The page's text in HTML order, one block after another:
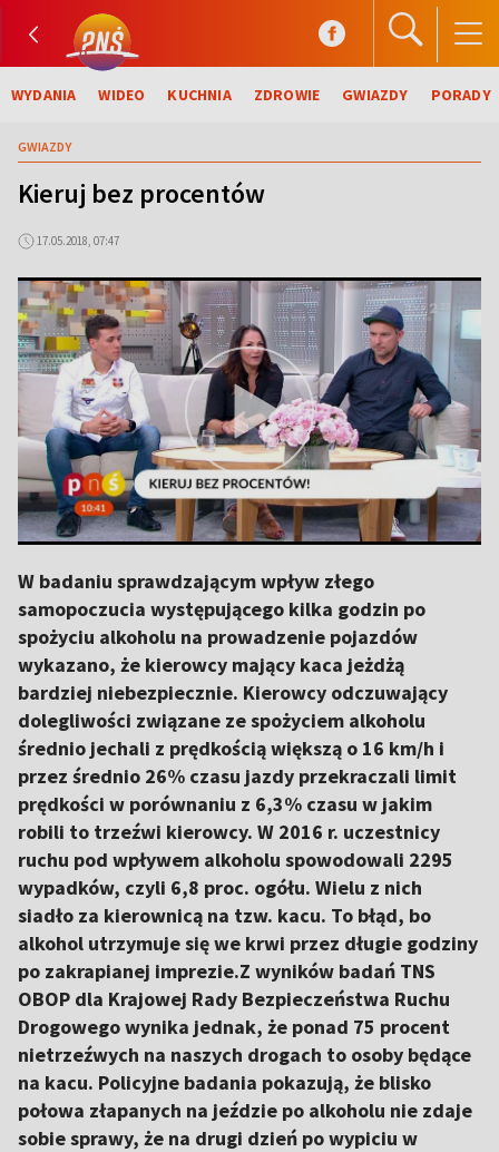
WYDANIA WIDEO KUCHNIA ZDROWIE GWIAZDY PORADY
GWIAZDY
Kieruj bez procentów
17.05.2018, 07:47
W badaniu sprawdzającym wpływ złego
samopoczucia występującego kilka godzin po
spożyciu alkoholu na prowadzenie pojazdów
wykazano, że kierowcy mający kaca jeżdżą
bardziej niebezpiecznie. Kierowcy odczuwający
dolegliwości związane ze spożyciem alkoholu
średnio jechali z prędkością większą o 16 km/h i
przez średnio 26% czasu jazdy przekraczali limit
prędkości w porównaniu z 6,3% czasu w jakim
robili to trzeźwi kierowcy. W 2016 r. uczestnicy
ruchu pod wpływem alkoholu spowodowali 2295
wypadków, czyli 6,8 proc. ogółu. Wielu z nich
siadło za kierownicą na tzw. kacu. To błąd, bo
alkohol utrzymuje się we krwi przez długie godziny
po zakrapianej imprezie.Z wyników badań TNS
OBOP dla Krajowej Rady Bezpieczeństwa Ruchu
Drogowego wynika jednak, że ponad 75 procent
nietrzeźwych na naszych drogach to osoby będące
na kacu. Policyjne badania pokazują, że blisko
połowa złapanych na jeździe po alkoholu nie zdaje
sobie sprawy, że na drugi dzień po wypiciu w